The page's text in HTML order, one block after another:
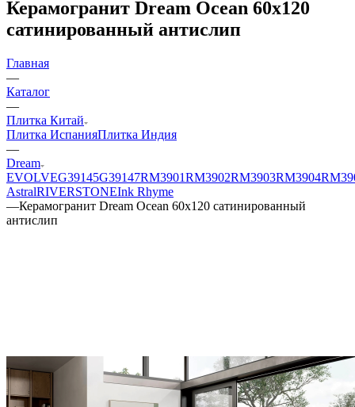
Керамогранит Dream Ocean 60х120
сатинированный антислип
Главная
—
Каталог
—
Плитка Китай
Плитка ИспанияПлитка Индия
—
Dream
EVOLVEG39145G39147RM3901RM3902RM3903RM3904
AstralRIVERSTONEInk Rhyme
—Керамогранит Dream Ocean 60х120 сатинированный
антислип